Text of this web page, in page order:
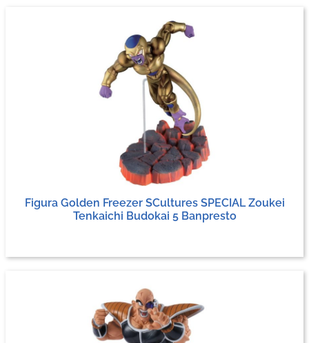
Figura Golden Freezer SCultures SPECIAL Zoukei
Tenkaichi Budokai 5 Banpresto